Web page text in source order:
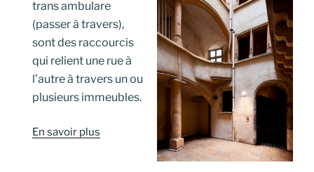
trans ambulare
(passer à travers),
sont des raccourcis
qui relient une rue à
l’autre à travers un ou
plusieurs immeubles.
En savoir plus